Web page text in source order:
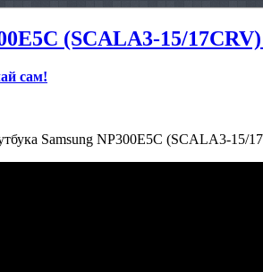
(SCALA3-15/
сам!
Samsung NP300E5C (SCALA3-15/